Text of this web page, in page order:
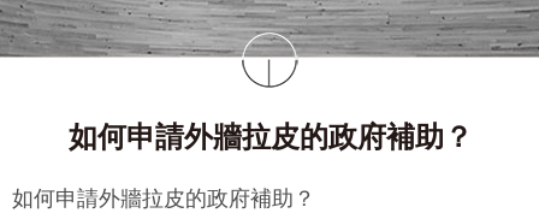
如何申請外牆拉皮的政府補助？
如何申請外牆拉皮的政府補助？